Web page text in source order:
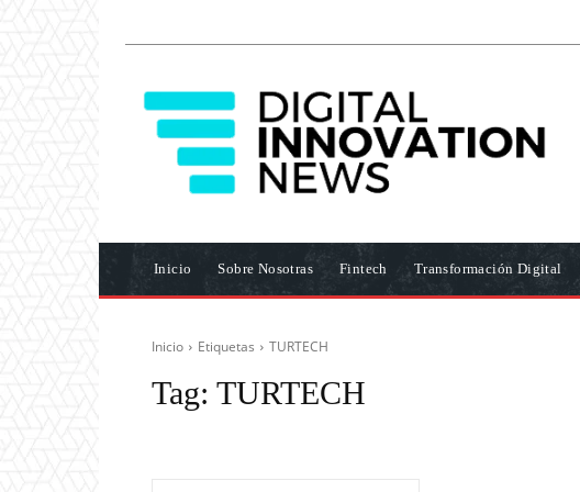
Inicio Sobre Nosotras Fintech Transformación Digital
Inicio Etiquetas TURTECH
Tag: TURTECH